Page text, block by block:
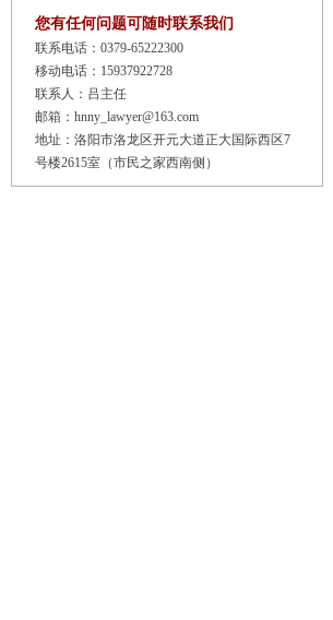
您有任何问题可随时联系我们
联系电话：0379-65222300
移动电话：15937922728
联系人：吕主任
邮箱：hnny_lawyer@163.com
地址：洛阳市洛龙区开元大道正大国际西区7
号楼2615室（市民之家西南侧）